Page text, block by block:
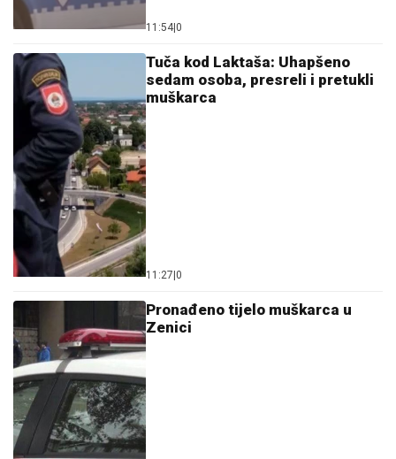
11:54 0
Tuča kod Laktaša: Uhapšeno
sedam osoba, presreli i pretukli
muškarca
11:27 0
Pronađeno tijelo muškarca u
Zenici